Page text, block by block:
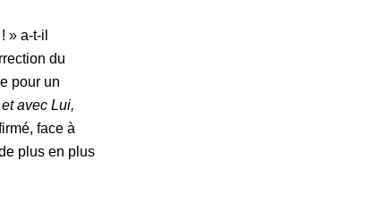
» a-t-il
du
pour un
avec Lui,
face à
plus en plus